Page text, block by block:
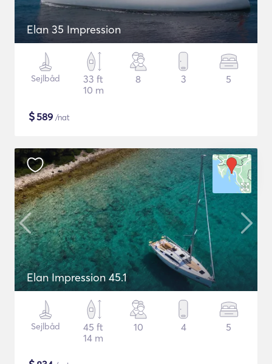
Elan 35 Impression
Sejlbåd
33 ft
10 m
8 3 5
$589 /nat
Elan Impression 45.1
Sejlbåd
45 ft
14 m
10 4 5